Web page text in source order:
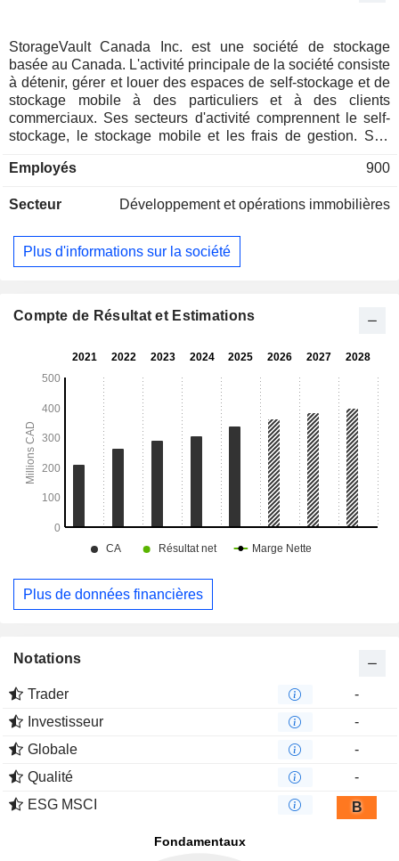
StorageVault Canada Inc. est une société de stockage
basée au Canada. L'activité principale de la société consiste
à détenir, gérer et louer des espaces de self-stockage et de
stockage mobile à des particuliers et à des clients
commerciaux. Ses secteurs d'activité comprennent le self-
stockage, le stockage mobile et les frais de gestion. Son
Cubeit, PUPS Containers et StorageVault Containers. Son
exploitée sous la marque RecordXpress. Son activité de
marque FlexSpace Logistics. Elle possède et exploite plus
de 270 sites de stockage à travers le Canada. Elle détient
louables sur 785 acres de terrain. Elle fournit également des
ainsi que des services professionnels de gestion des
supports, la numérisation et le déchiquetage.
Employés 900
Secteur Développement et opérations immobilières
Plus d'informations sur la société
Compte de Résultat et Estimations
Plus de données financières
Notations
Trader
-
Investisseur
-
Globale
-
Qualité
-
ESG MSCI
B